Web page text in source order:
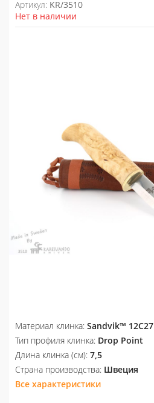
Артикул: KR/3510
Нет в наличии
Материал клинка: Sandvik™ 12С27
Тип профиля клинка: Drop Point
Длина клинка (см): 7,5
Страна производства: Швеция
Все характеристики